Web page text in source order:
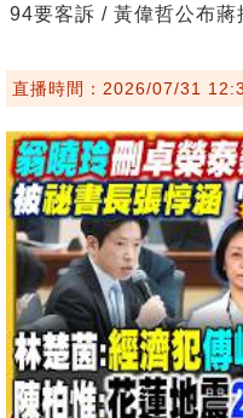
94要客訴 / 黃偉哲公布蔣
直播時間：2026/07/31